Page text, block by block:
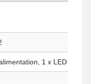
1 x LED de